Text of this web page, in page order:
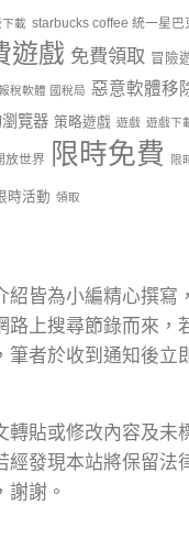
載 starbucks coffee 統一星巴
遊戲 免費領取 冒險
稅軟體 國稅局 惡意軟體移
覽器 策略遊戲 遊戲 遊戲下
放世界 限時免費 限
時活動 領取
紹皆為小編精心撰寫
路上搜尋節錄而來，
筆者於收到通知後立
轉貼或修改內容及未
經發現本站將保留法
謝謝。